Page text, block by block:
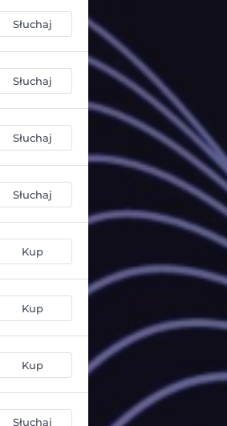
Słuchaj
Słuchaj
Słuchaj
Słuchaj
Kup
Kup
Kup
Słuchaj